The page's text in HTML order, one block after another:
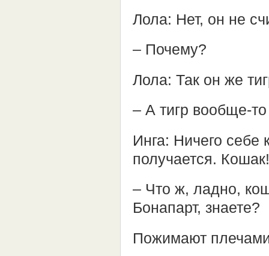
Лола: Нет, он не
– Почему?
Лола: Так он же
– А тигр вообще-
Инга: Ничего
получается. Кошак!
– Что ж, ладно,
Бонапарт, знаете?
Пожимают